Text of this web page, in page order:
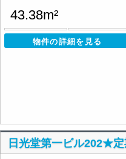
43.38m²
物件の詳細を見る
日光堂第一ビル202★